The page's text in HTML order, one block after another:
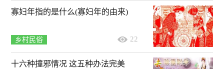
寡妇年指的是什么(寡妇年的由来)
乡村民俗 22
十六种撞邪情况 这五种办法完美